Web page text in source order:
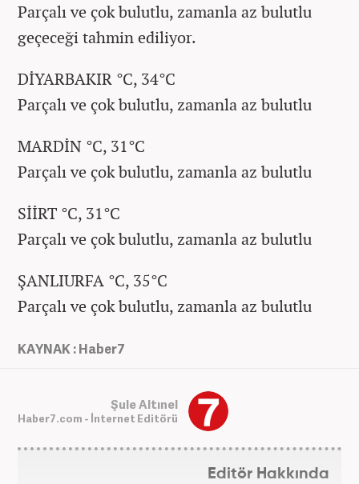
Parçalı ve çok bulutlu, zamanla az bulutlu
geçeceği tahmin ediliyor.
DİYARBAKIR °C, 34°C
Parçalı ve çok bulutlu, zamanla az bulutlu
MARDİN °C, 31°C
Parçalı ve çok bulutlu, zamanla az bulutlu
SİİRT °C, 31°C
Parçalı ve çok bulutlu, zamanla az bulutlu
ŞANLIURFA °C, 35°C
Parçalı ve çok bulutlu, zamanla az bulutlu
KAYNAK : Haber7
Şule Altınel
Haber7.com - İnternet Editörü
Editör Hakkında